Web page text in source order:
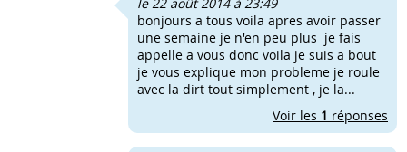
bonjours a tous voila apres avoir passer
une semaine je n'en peu plus je fais
appelle a vous donc voila je suis a bout
je vous explique mon probleme je roule
avec la dirt tout simplement , je la...
Voir les 1 réponses